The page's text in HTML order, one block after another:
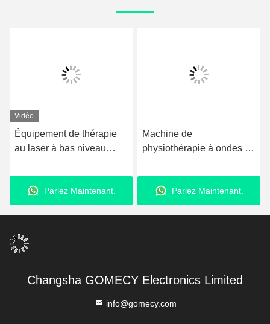
Vidéo
Équipement de thérapie
au laser à bas niveau
Laser Machine pour
soulager la douleur
Parlez Maintenant.
Machine de
physiothérapie à ondes de
en 1 machine de
récupération des
blessures sportives
Parlez Maintenant.
Changsha GOMECY Electronics Limited
info@gomecy.com